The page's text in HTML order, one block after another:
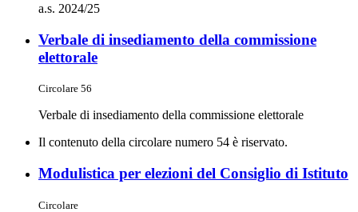
a.s. 2024/25
Verbale di insediamento della commissione
elettorale
Circolare 56
Verbale di insediamento della commissione elettorale
Il contenuto della circolare numero 54 è riservato.
Modulistica per elezioni del Consiglio di Istituto
Circolare